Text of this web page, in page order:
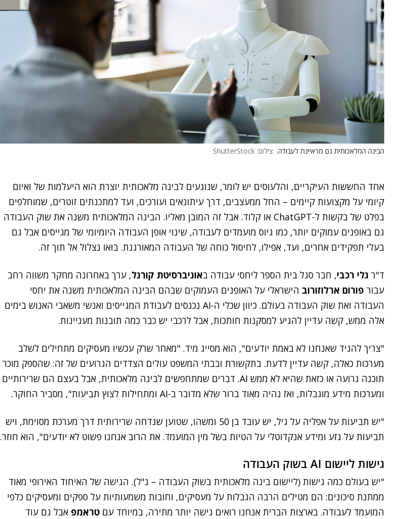
הבינה המלאכותית גם מראיינת לעבודה. צילום: ShutterStock
אחד החששות העיקריים, והלעוסים יש לומר, שנוגעים לבינה מלאכותית יוצרת הוא היעלמות של ואיום
קיומי על מקצועות קיימים – החל ממעצבים, דרך עיתונאים ועורכים, ועד למתכנתים זוטרים, שמוחלפים
בפלט של בקשות ל-ChatGPT או קלוד. אבל זה המובן מאליו. הבינה המלאכותית משנה את שוק העבודה
גם באופנים עמוקים יותר, כמו גיוס מועמדים לעבודה, שינוי אופן העבודה היומיומי של מגייסים אבל גם
בעלי תפקידים אחרים, ועד, אפילו, לחיסול כוחה של העבודה המאורגנת. בואו נצלול אל תוך זה.
ד"ר גלי רכבי, חבר סגל בית הספר ליחסי עבודה באוניברסיטת קורנל, ערך באחרונה מחקר משווה רחב
עבור פורום ארלוזורוב הישראלי על האופנים העמוקים שבהם הבינה המלאכותית משנה את יחסי
העבודה ואת שוק העבודה בעולם. כיוון שכלי ה-AI נכנסים לעבודת המגייסים ואנשי משאבי האנוש בימים
אלה ממש, קשה עדיין להגיע למסקנות חותכות, אבל לרכבי יש כבר כמה תובנות מעניינות.
"צריך להגיד שאנחנו לא באמת יודעים", הוא מסייג מיד. "מאחר שרק עכשיו מעסיקים מתחילים לשלב
מערכות כאלה, קשה עדיין לדעת. בתקשורת ובבתי המשפט עולים הצדדים הגרועים של זה: שהספק מוכר
תוכנה גרועה או כזאת שהיא לא ממש AI. דברים שמתחפשים לבינה מלאכותית, אבל בעצם הם שרירותיים
ומערכות מידע מוגבלות, ואז נהיה מאוד ברור שלא מדובר ב-AI ומתחילות לצוץ תביעות", מסביר החוקר.
"יש תביעות על אפליה על גיל, יש עובד בן 50 ומשהו, שטוען שנדחה שרירותית דרך מערכת מסוימת, ויש
תביעות על גזע ומידע אנקדוטלי על הטיות בשל מין המועמד. את הרוב אנחנו פשוט לא יודעים", הוא חוזר.
גישות ליישום AI בשוק העבודה
"יש בעולם כמה גישות (ליישום בינה מלאכותית בשוק העבודה – נ"ל). הגישה של האיחוד האירופי מאוד
ממתנת סיכונים: הם מטילים הרבה הגבלות על מעסיקים, וחובות משמעותיות על ספקים ומעסיקים כלפי
המועמד לעבודה. בארצות הברית אנחנו רואים גישה יותר מתירה, במיוחד עם טראמפ אבל גם עוד